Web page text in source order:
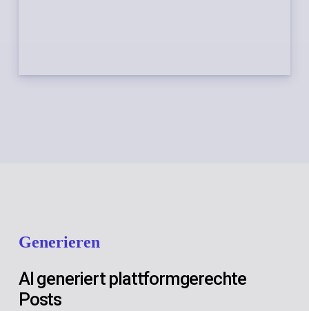
Generieren
AI generiert plattformgerechte
Posts